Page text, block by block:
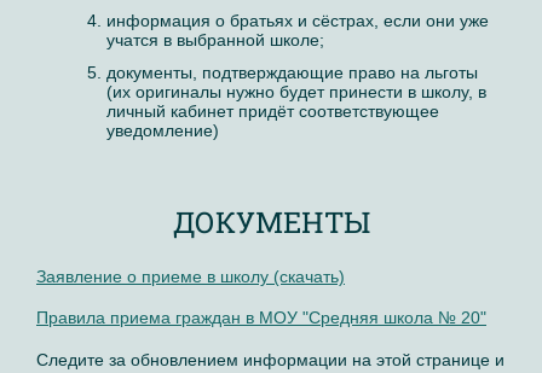
информация о братьях и сёстрах, если они уже
учатся в выбранной школе;
документы, подтверждающие право на льготы
(их оригиналы нужно будет принести в школу, в
личный кабинет придёт соответствующее
уведомление)
ДОКУМЕНТЫ
Заявление о приеме в школу (скачать)
Правила приема граждан в МОУ "Средняя школа № 20"
Следите за обновлением информации на этой странице и